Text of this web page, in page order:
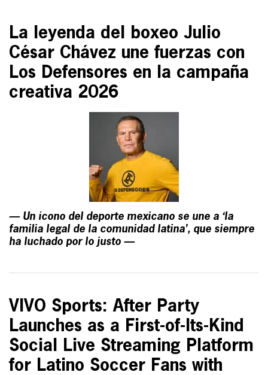
La leyenda del boxeo Julio
César Chávez une fuerzas con
Los Defensores en la campaña
creativa 2026
— Un ícono del deporte mexicano se une a ‘la
familia legal de la comunidad latina’, que siempre
ha luchado por lo justo —
VIVO Sports: After Party
Launches as a First-of-Its-Kind
Social Live Streaming Platform
for Latino Soccer Fans with